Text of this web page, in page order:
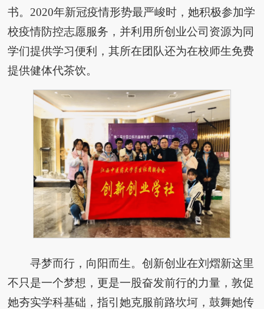
书。2020年新冠疫情形势最严峻时，她积极参加学
校疫情防控志愿服务，并利用所创业公司资源为同
学们提供学习便利，其所在团队还为在校师生免费
提供健体代茶饮。
寻梦而行，向阳而生。创新创业在刘熠新这里
不只是一个梦想，更是一股奋发前行的力量，敦促
她夯实学科基础，指引她克服前路坎坷，鼓舞她传